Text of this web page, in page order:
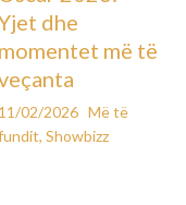
dhe
momentet më të
11/02/2026 Më të
, Showbizz